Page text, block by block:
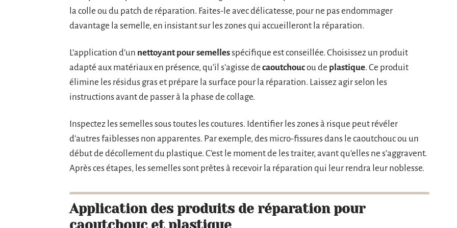
la colle ou du patch de réparation. Faites-le avec délicatesse, pour ne pas endommager
davantage la semelle, en insistant sur les zones qui accueilleront la réparation.
L’application d’un nettoyant pour semellesspécifique est conseillée. Choisissez un produit
adapté aux matériaux en présence, qu’il s’agisse de caoutchoucou de plastique. Ce produit
élimine les résidus gras et prépare la surface pour la réparation. Laissez agir selon les
instructions avant de passer à la phase de collage.
Inspectez les semelles sous toutes les coutures. Identifier les zones à risque peut révéler
d’autres faiblesses non apparentes. Par exemple, des micro-fissures dans le caoutchouc ou un
début de décollement du plastique. C’est le moment de les traiter, avant qu’elles ne s’aggravent.
Après ces étapes, les semelles sont prêtes à recevoir la réparation qui leur rendra leur noblesse.
Application des produits de réparation pour
caoutchouc et plastique